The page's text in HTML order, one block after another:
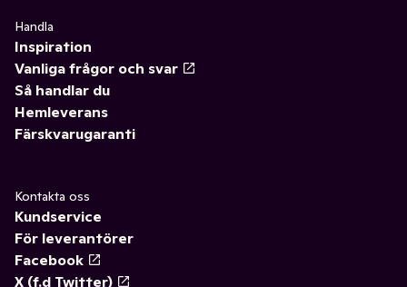
Handla
Inspiration
Vanliga frågor och svar
Så handlar du
Hemleverans
Färskvarugaranti
Kontakta oss
Kundservice
För leverantörer
Facebook
X (f.d Twitter)